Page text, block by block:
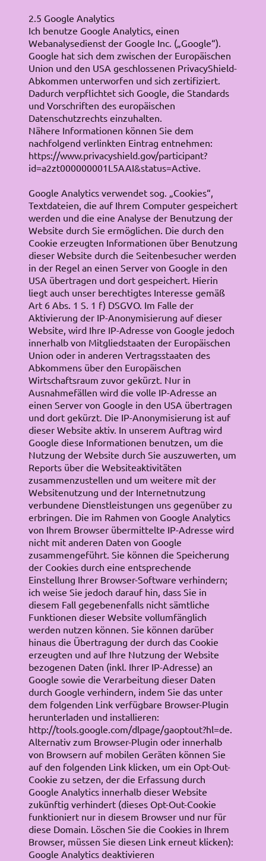
2.5 Google Analytics
Ich benutze Google Analytics, einen
Webanalysedienst der Google Inc. („Google“).
Google hat sich dem zwischen der Europäischen
Union und den USA geschlossenen PrivacyShield-
Abkommen unterworfen und sich zertifiziert.
Dadurch verpflichtet sich Google, die Standards
und Vorschriften des europäischen
Datenschutzrechts einzuhalten.
Nähere Informationen können Sie dem
nachfolgend verlinkten Eintrag entnehmen:
https://www.privacyshield.gov/participant?
id=a2zt000000001L5AAI&status=Active.
Google Analytics verwendet sog. „Cookies“,
Textdateien, die auf Ihrem Computer gespeichert
werden und die eine Analyse der Benutzung der
Website durch Sie ermöglichen. Die durch den
Cookie erzeugten Informationen über Benutzung
dieser Website durch die Seitenbesucher werden
in der Regel an einen Server von Google in den
USA übertragen und dort gespeichert. Hierin
liegt auch unser berechtigtes Interesse gemäß
Art 6 Abs. 1 S. 1 f) DSGVO. Im Falle der
Aktivierung der IP-Anonymisierung auf dieser
Website, wird Ihre IP-Adresse von Google jedoch
innerhalb von Mitgliedstaaten der Europäischen
Union oder in anderen Vertragsstaaten des
Abkommens über den Europäischen
Wirtschaftsraum zuvor gekürzt. Nur in
Ausnahmefällen wird die volle IP-Adresse an
einen Server von Google in den USA übertragen
und dort gekürzt. Die IP-Anonymisierung ist auf
dieser Website aktiv. In unserem Auftrag wird
Google diese Informationen benutzen, um die
Nutzung der Website durch Sie auszuwerten, um
Reports über die Websiteaktivitäten
zusammenzustellen und um weitere mit der
Websitenutzung und der Internetnutzung
verbundene Dienstleistungen uns gegenüber zu
erbringen. Die im Rahmen von Google Analytics
von Ihrem Browser übermittelte IP-Adresse wird
nicht mit anderen Daten von Google
zusammengeführt. Sie können die Speicherung
der Cookies durch eine entsprechende
Einstellung Ihrer Browser-Software verhindern;
ich weise Sie jedoch darauf hin, dass Sie in
diesem Fall gegebenenfalls nicht sämtliche
Funktionen dieser Website vollumfänglich
werden nutzen können. Sie können darüber
hinaus die Übertragung der durch das Cookie
erzeugten und auf Ihre Nutzung der Website
bezogenen Daten (inkl. Ihrer IP-Adresse) an
Google sowie die Verarbeitung dieser Daten
durch Google verhindern, indem Sie das unter
dem folgenden Link verfügbare Browser-Plugin
herunterladen und installieren:
http://tools.google.com/dlpage/gaoptout?hl=de.
Alternativ zum Browser-Plugin oder innerhalb
von Browsern auf mobilen Geräten können Sie
auf den folgenden Link klicken, um ein Opt-Out-
Cookie zu setzen, der die Erfassung durch
Google Analytics innerhalb dieser Website
zukünftig verhindert (dieses Opt-Out-Cookie
funktioniert nur in diesem Browser und nur für
diese Domain. Löschen Sie die Cookies in Ihrem
Browser, müssen Sie diesen Link erneut klicken):
Google Analytics deaktivieren